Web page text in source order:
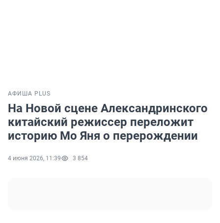
АФИША PLUS
На Новой сцене Александринского
китайский режиссер переложит
историю Мо Яня о перерождении
4 июня 2026, 11:39 3 854